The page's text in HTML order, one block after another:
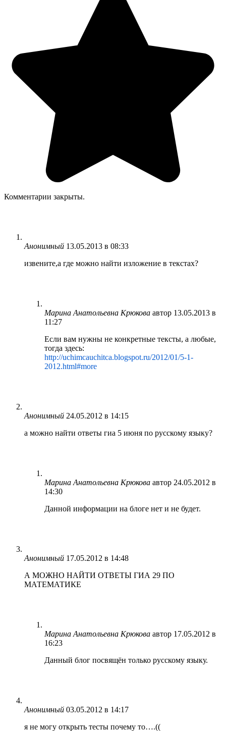
Комментарии закрыты.
Анонимный 13.05.2013 в 08:33
извените,а где можно найти изложение в текстах?
Марина Анатольевна Крюкова автор 13.05.2013 в
11:27
Если вам нужны не конкретные тексты, а любые,
тогда здесь:
http://uchimcauchitca.blogspot.ru/2012/01/5-1-
2012.html#more
Анонимный 24.05.2012 в 14:15
а можно найти ответы гиа 5 июня по русскому языку?
Марина Анатольевна Крюкова автор 24.05.2012 в
14:30
Данной информации на блоге нет и не будет.
Анонимный 17.05.2012 в 14:48
А МОЖНО НАЙТИ ОТВЕТЫ ГИА 29 ПО
МАТЕМАТИКЕ
Марина Анатольевна Крюкова автор 17.05.2012 в
16:23
Данный блог посвящён только русскому языку.
Анонимный 03.05.2012 в 14:17
я не могу открыть тесты почему то….((